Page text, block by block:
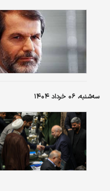
سه‌شنبه، ۰۶ خرداد ۱۴۰۴